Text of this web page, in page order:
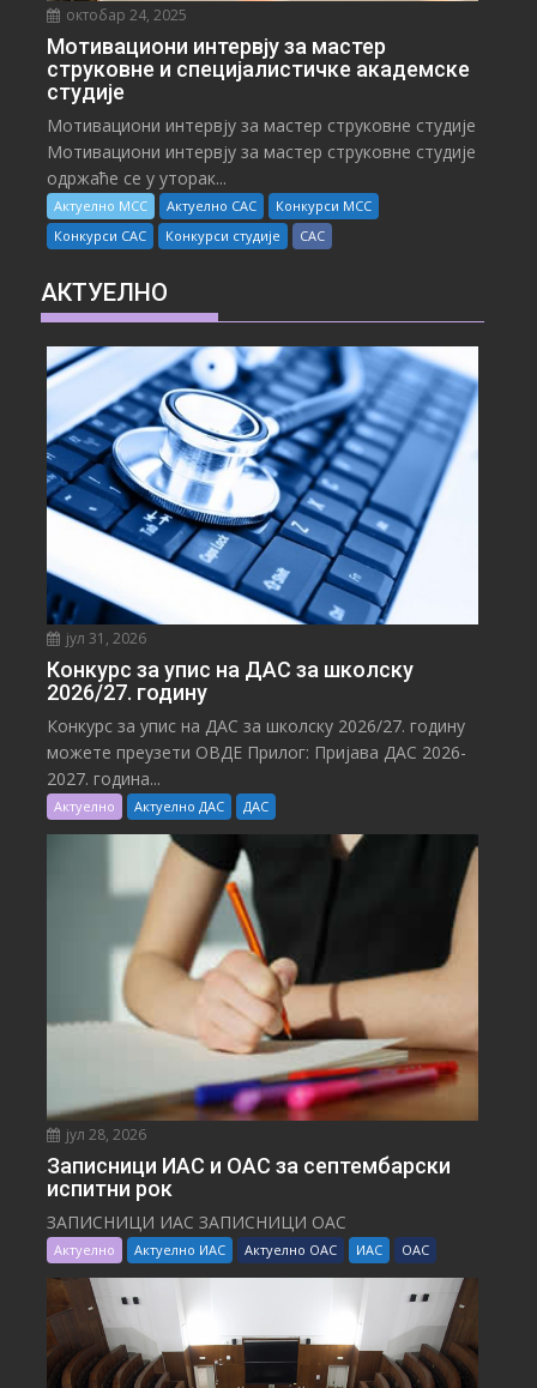
октобар 24, 2025
Мотивациони интервју за мастер
струковне и специјалистичке академске
студије
Мотивациони интервју за мастер струковне студије
Мотивациони интервју за мастер струковне студије
одржаће се у уторак...
Актуелно МСС Актуелно САС
Конкурси МСС
Конкурси САС
Конкурси студије САС
АКТУЕЛНО
јул 31, 2026
Конкурс за упис на ДАС за школску
2026/27. годину
Конкурс за упис на ДАС за школску 2026/27. годину
можете преузети ОВДЕ Прилог: Пријава ДАС 2026-
2027. година...
Актуелно Актуелно ДАС ДАС
јул 28, 2026
Записници ИАС и ОАС за септембарски
испитни рок
ЗАПИСНИЦИ ИАС ЗАПИСНИЦИ ОАС
Актуелно Актуелно ИАС Актуелно ОАС ИАС ОАС